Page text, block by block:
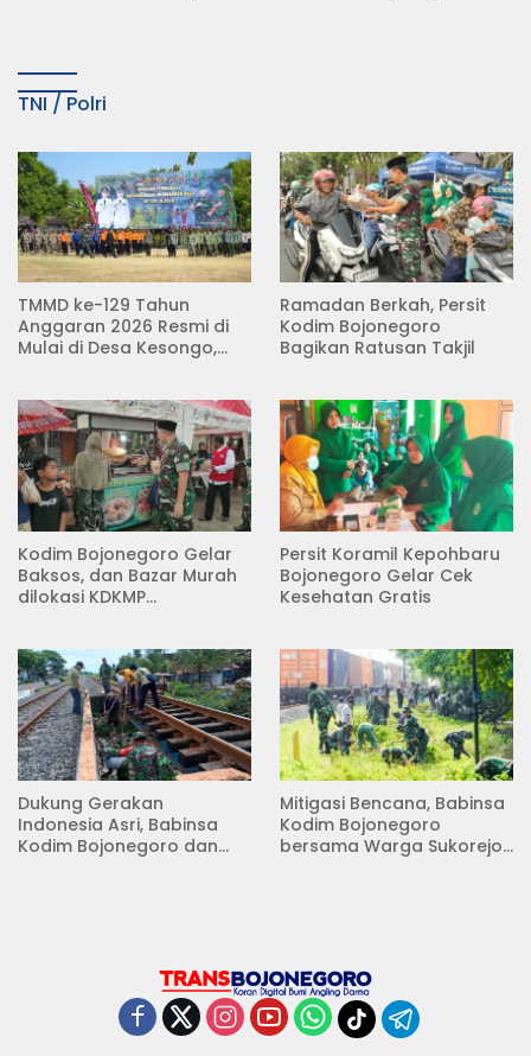
TNI / Polri
TMMD ke-129 Tahun
Anggaran 2026 Resmi di
Mulai di Desa Kesongo,
Ramadan Berkah, Persit
Kodim Bojonegoro
Bagikan Ratusan Takjil
Kodim Bojonegoro Gelar
Baksos, dan Bazar Murah
dilokasi KDKMP
Persit Koramil Kepohbaru
Bojonegoro Gelar Cek
Kesehatan Gratis
Dukung Gerakan
Indonesia Asri, Babinsa
Kodim Bojonegoro dan
Mitigasi Bencana, Babinsa
Kodim Bojonegoro
bersama Warga Sukorejo